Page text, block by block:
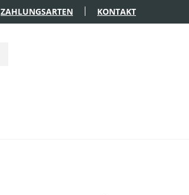
ZAHLUNGSARTEN KONTAKT